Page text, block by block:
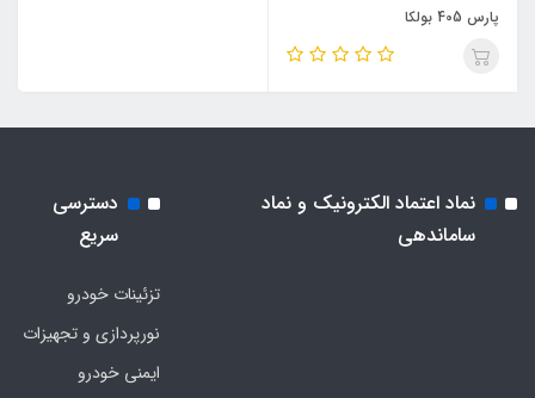
پارس 405 بولکا
نماد اعتماد الکترونیک و نماد
ساماندهی
دسترسی
سریع
تزئینات خودرو
نورپردازی و تجهیزات
ایمنی خودرو